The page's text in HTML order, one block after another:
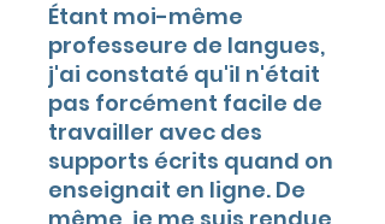
Étant moi-même
professeure de langues,
j'ai constaté qu'il n'était
pas forcément facile de
travailler avec des
supports écrits quand on
enseignait en ligne. De